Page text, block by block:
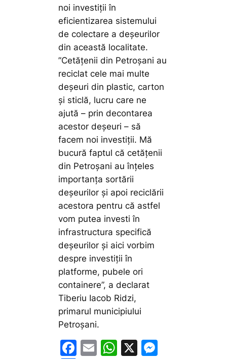
noi investiții în
eficientizarea sistemului
de colectare a deșeurilor
din această localitate.
”Cetățenii din Petroșani au
reciclat cele mai multe
deșeuri din plastic, carton
și sticlă, lucru care ne
ajută – prin decontarea
acestor deșeuri – să
facem noi investiții. Mă
bucură faptul că cetățenii
din Petroșani au înțeles
importanța sortării
deșeurilor și apoi reciclării
acestora pentru că astfel
vom putea investi în
infrastructura specifică
deșeurilor și aici vorbim
despre investiții în
platforme, pubele ori
containere”, a declarat
Tiberiu Iacob Ridzi,
primarul municipiului
Petroșani.
F
E
W X